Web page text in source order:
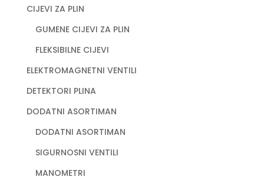
CIJEVI ZA PLIN
GUMENE CIJEVI ZA PLIN
FLEKSIBILNE CIJEVI
ELEKTROMAGNETNI VENTILI
DETEKTORI PLINA
DODATNI ASORTIMAN
DODATNI ASORTIMAN
SIGURNOSNI VENTILI
MANOMETRI